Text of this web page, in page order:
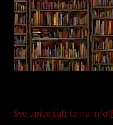
Sve upite šaljite na